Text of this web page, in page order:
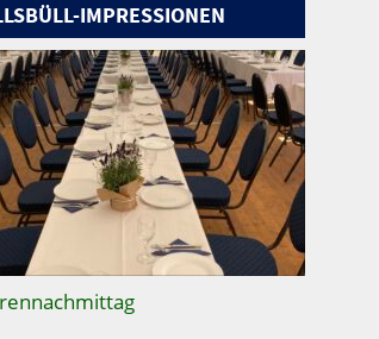
IMPRESSIONEN